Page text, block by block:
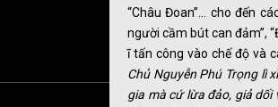
“Châu Đoan”… cho đến
người cầm bút can đảm”,
ĩ tấn công vào chế độ và
Chủ Nguyễn Phú Trọng lì
gia mà cứ lừa đảo, giả